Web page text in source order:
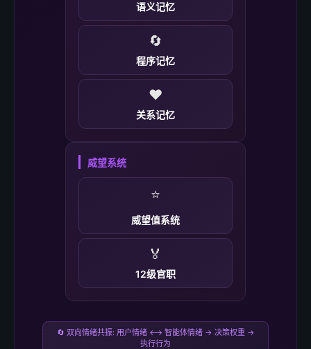
语义记忆
🔄
程序记忆
❤️
关系记忆
威望系统
⭐
威望值系统
🏅
12级官职
🔄 双向情绪共振: 用户情绪 ⟷ 智能体情绪 → 决策权重 →
执行行为